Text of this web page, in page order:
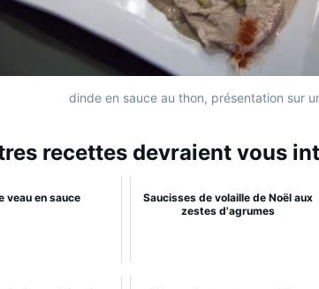
dinde en sauce au thon, présentation sur
recettes devraient vous
veau en sauce
Saucisses de volaille de Noël aux
zestes d'agrumes